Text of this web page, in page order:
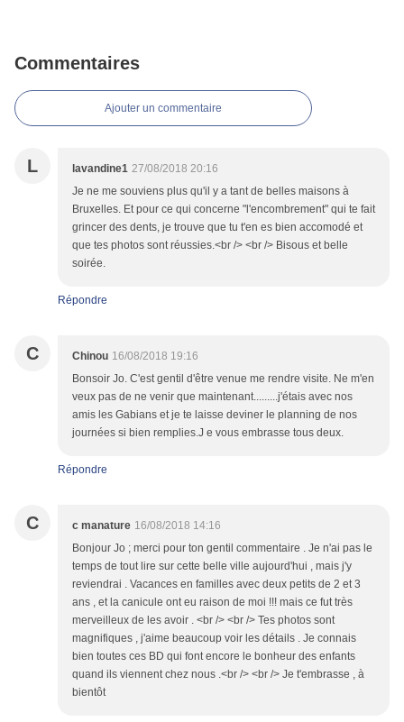
Commentaires
Ajouter un commentaire
L lavandine1 27/08/2018 20:16
Je ne me souviens plus qu'il y a tant de belles maisons à
Bruxelles. Et pour ce qui concerne "l'encombrement" qui te fait
grincer des dents, je trouve que tu t'en es bien accomodé et
que tes photos sont réussies.<br /> <br /> Bisous et belle
soirée.
Répondre
C Chinou 16/08/2018 19:16
Bonsoir Jo. C'est gentil d'être venue me rendre visite. Ne m'en
veux pas de ne venir que maintenant.........j'étais avec nos
amis les Gabians et je te laisse deviner le planning de nos
journées si bien remplies.J e vous embrasse tous deux.
Répondre
C c manature 16/08/2018 14:16
Bonjour Jo ; merci pour ton gentil commentaire . Je n'ai pas le
temps de tout lire sur cette belle ville aujourd'hui , mais j'y
reviendrai . Vacances en familles avec deux petits de 2 et 3
ans , et la canicule ont eu raison de moi !!! mais ce fut très
merveilleux de les avoir . <br /> <br /> Tes photos sont
magnifiques , j'aime beaucoup voir les détails . Je connais
bien toutes ces BD qui font encore le bonheur des enfants
quand ils viennent chez nous .<br /> <br /> Je t'embrasse , à
bientôt